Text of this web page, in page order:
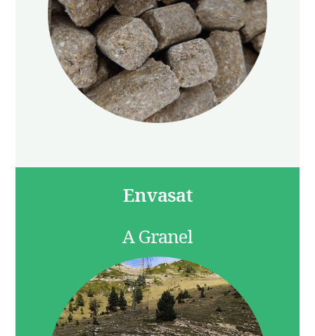
Envasat
A Granel